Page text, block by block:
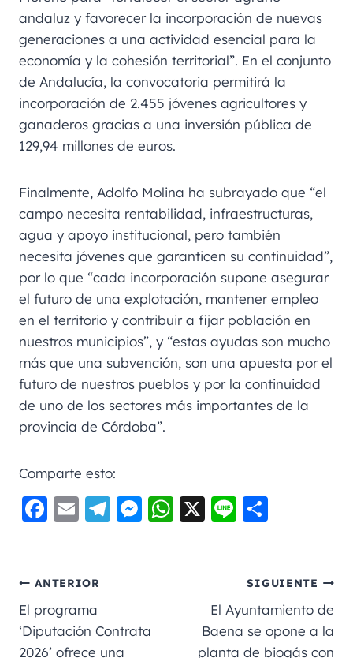
andaluz y favorecer la incorporación de nuevas
generaciones a una actividad esencial para la
economía y la cohesión territorial”. En el conjunto
de Andalucía, la convocatoria permitirá la
incorporación de 2.455 jóvenes agricultores y
ganaderos gracias a una inversión pública de
129,94 millones de euros.
Finalmente, Adolfo Molina ha subrayado que “el
campo necesita rentabilidad, infraestructuras,
agua y apoyo institucional, pero también
necesita jóvenes que garanticen su continuidad”,
por lo que “cada incorporación supone asegurar
el futuro de una explotación, mantener empleo
en el territorio y contribuir a fijar población en
nuestros municipios”, y “estas ayudas son mucho
más que una subvención, son una apuesta por el
futuro de nuestros pueblos y por la continuidad
de uno de los sectores más importantes de la
provincia de Córdoba”.
Comparte esto:
F
e
b
o
E
l
Te M
g
W
A
X
Li
p
a
rt
ANTERIOR
El programa
‘Diputación Contrata
2026’ ofrece una
SIGUIENTE
El Ayuntamiento de
Baena se opone a la
planta de biogás con